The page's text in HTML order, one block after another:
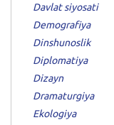
Davlat siyosati
Demografiya
Dinshunoslik
Diplomatiya
Dizayn
Dramaturgiya
Ekologiya